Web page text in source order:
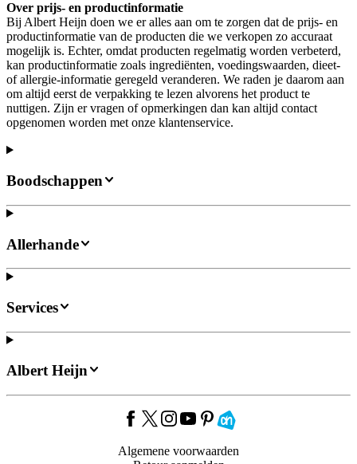
Over prijs- en productinformatie
Bij Albert Heijn doen we er alles aan om te zorgen dat de prijs- en
productinformatie van de producten die we verkopen zo accuraat
mogelijk is. Echter, omdat producten regelmatig worden verbeterd,
kan productinformatie zoals ingrediënten, voedingswaarden, dieet-
of allergie-informatie geregeld veranderen. We raden je daarom aan
om altijd eerst de verpakking te lezen alvorens het product te
nuttigen. Zijn er vragen of opmerkingen dan kan altijd contact
opgenomen worden met onze klantenservice.
Boodschappen
Allerhande
Services
Albert Heijn
Algemene voorwaarden